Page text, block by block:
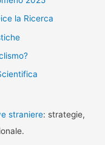
la Ricerca
straniere: strategie,